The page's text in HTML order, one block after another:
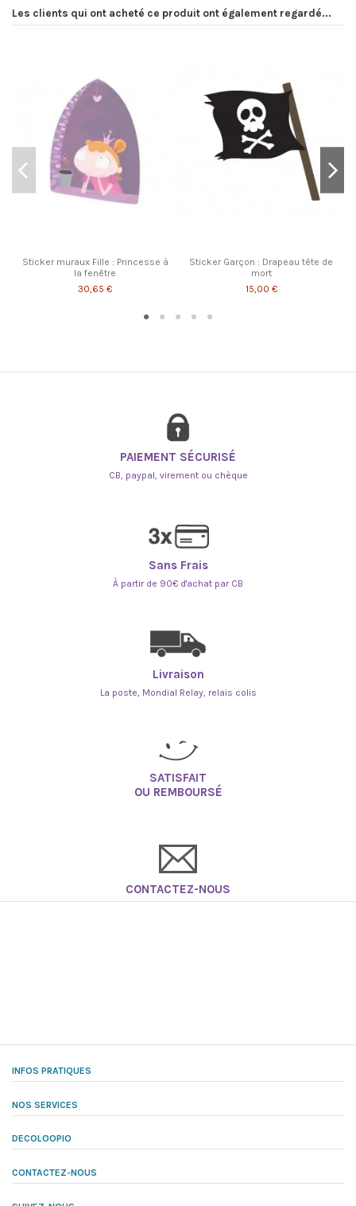
Les clients qui ont acheté ce produit ont également regardé...
Sticker muraux Fille : Princesse à
la fenêtre
30,65 €
Sticker Garçon : Drapeau tête de
mort
15,00 €
PAIEMENT SÉCURISÉ
CB, paypal, virement ou chèque
Sans Frais
À partir de 90€ d'achat par CB
Livraison
La poste, Mondial Relay, relais colis
SATISFAIT
OU REMBOURSÉ
CONTACTEZ-NOUS
INFOS PRATIQUES
NOS SERVICES
DECOLOOPIO
CONTACTEZ-NOUS